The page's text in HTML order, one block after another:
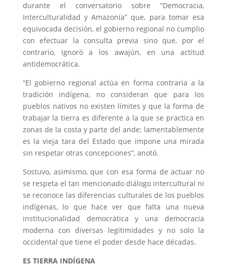
durante el conversatorio sobre “Democracia,
Interculturalidad y Amazonía” que, para tomar esa
equivocada decisión, el gobierno regional no cumplio
con efectuar la consulta previa sino que, por el
contrario, ignoró a los awajún, en una actitud
antidemocrática.
“El gobierno regional actúa en forma contraria a la
tradición indígena, no consideran que para los
pueblos nativos no existen límites y que la forma de
trabajar la tierra es diferente a la que se practica en
zonas de la costa y parte del ande; lamentablemente
es la vieja tara del Estado que impone una mirada
sin respetar otras concepciones”, anotó.
Sostuvo, asimismo, que con esa forma de actuar no
se respeta el tan mencionado diálogo intercultural ni
se reconoce las diferencias culturales de los pueblos
indígenas, lo que hace ver que falta una nueva
institucionalidad democrática y una democracia
moderna con diversas legitimidades y no solo la
occidental que tiene el poder desde hace décadas.
ES TIERRA INDÍGENA